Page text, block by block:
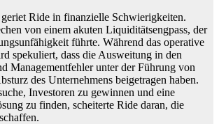
Ride in finanzielle Schwierigkeiten.
von einem akuten Liquiditätsengpass, der
führte. Während das operative
spekuliert, dass die Ausweitung in den
Managementfehler unter der Führung von
des Unternehmens beigetragen haben.
Investoren zu gewinnen und eine
zu finden, scheiterte Ride daran, die